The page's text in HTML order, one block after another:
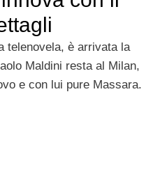
telenovela, è arrivata la
Maldini resta al Milan,
e con lui pure Massara.